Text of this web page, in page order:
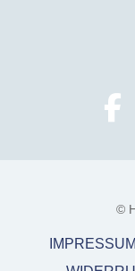
©
IMPRESSUM